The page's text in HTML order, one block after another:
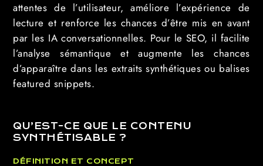
attentes de l’utilisateur, améliore l’expérience de
lecture et renforce les chances d’être mis en avant
par les IA conversationnelles. Pour le SEO, il facilite
l’analyse sémantique et augmente les chances
d’apparaître dans les extraits synthétiques ou balises
featured snippets.
QU’EST-CE QUE LE CONTENU
SYNTHÉTISABLE ?
DÉFINITION ET CONCEPT